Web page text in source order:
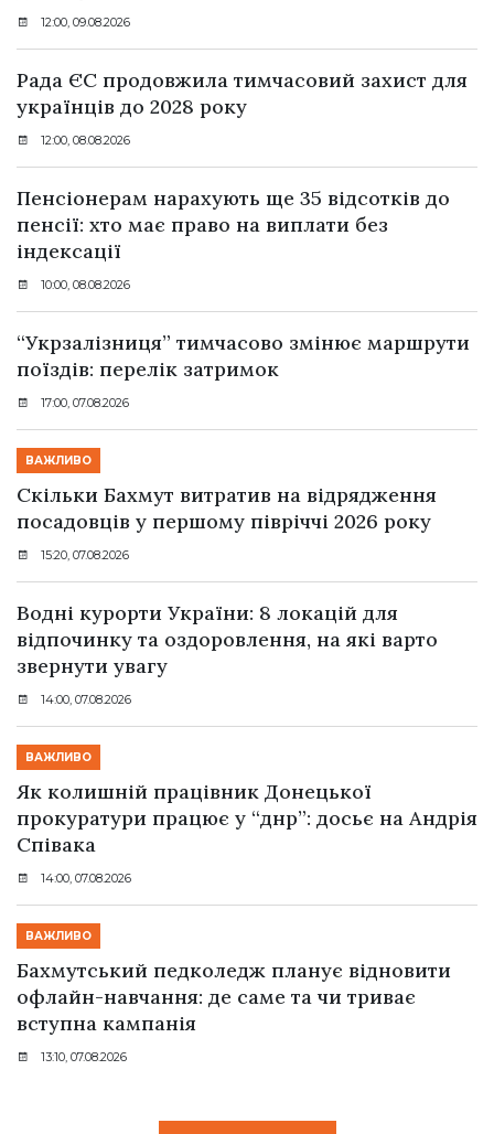
12:00, 09.08.2026
Рада ЄС продовжила тимчасовий захист для
українців до 2028 року
12:00, 08.08.2026
Пенсіонерам нарахують ще 35 відсотків до
пенсії: хто має право на виплати без
індексації
10:00, 08.08.2026
“Укрзалізниця” тимчасово змінює маршрути
поїздів: перелік затримок
17:00, 07.08.2026
ВАЖЛИВО
Скільки Бахмут витратив на відрядження
посадовців у першому півріччі 2026 року
15:20, 07.08.2026
Водні курорти України: 8 локацій для
відпочинку та оздоровлення, на які варто
звернути увагу
14:00, 07.08.2026
ВАЖЛИВО
Як колишній працівник Донецької
прокуратури працює у “днр”: досьє на Андрія
Співака
14:00, 07.08.2026
ВАЖЛИВО
Бахмутський педколедж планує відновити
офлайн-навчання: де саме та чи триває
вступна кампанія
13:10, 07.08.2026